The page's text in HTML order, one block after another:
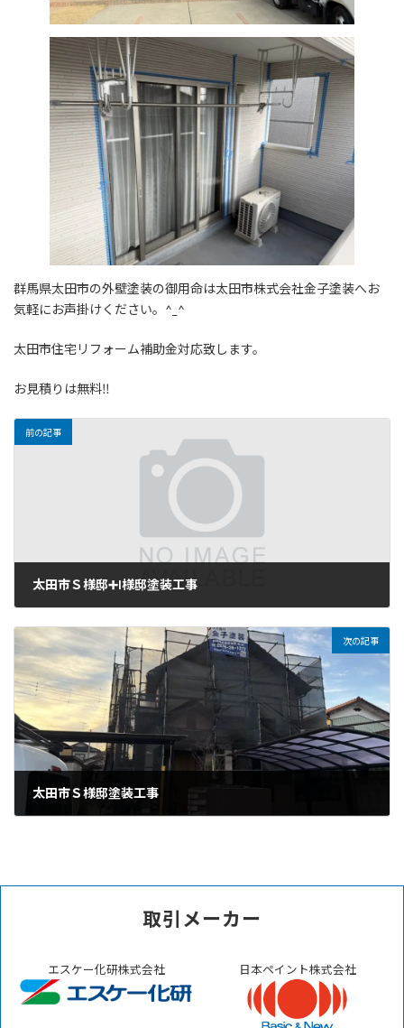
群馬県太田市の外壁塗装の御用命は太田市株式会社金子塗装へお
気軽にお声掛けください。^_^
太田市住宅リフォーム補助金対応致します。
お見積りは無料‼️
前の記事
太田市Ｓ様邸➕I様邸塗装工事
次の記事
太田市Ｓ様邸塗装工事
取引メーカー
エスケー化研株式会社 日本ペイント株式会社